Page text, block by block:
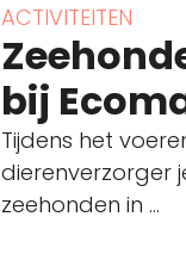
ACTIVITEITEN
bij
Tijdens het
dierenverzorger
zeehonden in ...